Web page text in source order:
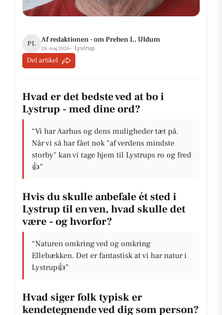
PL Af redaktionen · om Preben L. Uldum
28. maj 2026 · Lystrup
Del artikel
Hvad er det bedste ved at bo i
Lystrup - med dine ord?
“Vi har Aarhus og dens muligheder tæt på.
Når vi så har fået nok "af verdens mindste
storby" kan vi tage hjem til Lystrups ro og fred
👍”
Hvis du skulle anbefale ét sted i
Lystrup til en ven, hvad skulle det
være - og hvorfor?
“Naturen omkring ved og omkring
Ellebækken. Det er fantastisk at vi har natur i
Lystrup👍”
Hvad siger folk typisk er
kendetegnende ved dig som person?